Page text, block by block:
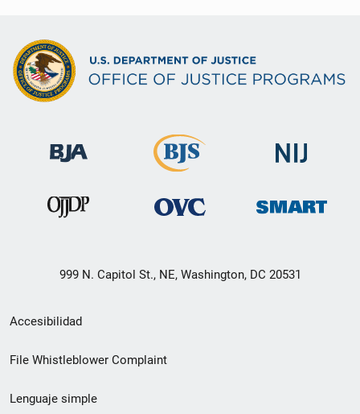
999 N. Capitol St., NE, Washington, DC 20531
Menú
de
Accesibilidad
File Whistleblower Complaint
Lenguaje simple